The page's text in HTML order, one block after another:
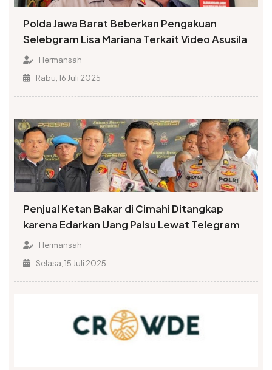
Polda Jawa Barat Beberkan Pengakuan
Selebgram Lisa Mariana Terkait Video Asusila
Hermansah
Rabu, 16 Juli 2025
Penjual Ketan Bakar di Cimahi Ditangkap
karena Edarkan Uang Palsu Lewat Telegram
Hermansah
Selasa, 15 Juli 2025